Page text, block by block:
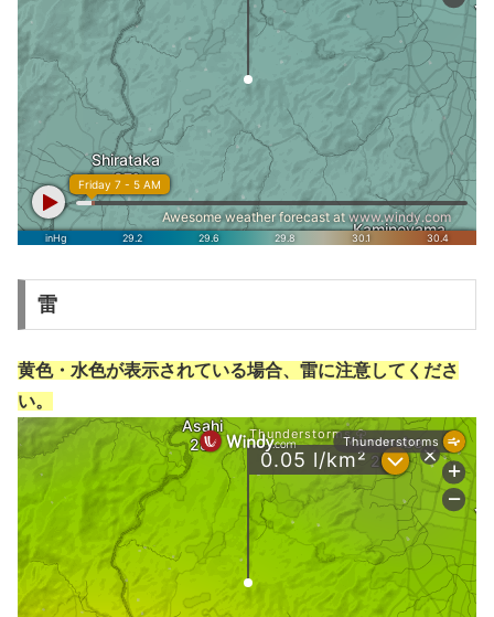
雷
黄色・水色が表示されている場合、雷に注意してくださ
い。